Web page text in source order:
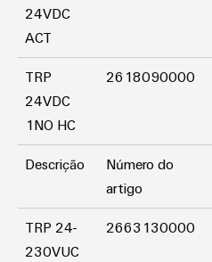
Transmissão
Estabilidade
e
redes
energéticas
modernas
Software
Impressoras
industriais
Iluminação
industrial
24VDC
ACT
TRP
24VDC
1NO HC
2618090000
Descrição
Número do
artigo
TRP 24-
230VUC
2663130000